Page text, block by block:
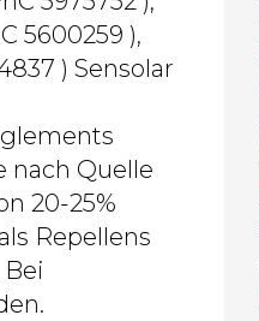
5600259 ),
) Sensolar
nach Quelle
20-25%
Repellens